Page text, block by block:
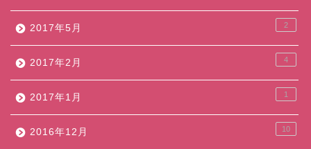
2017年5月 2
2017年2月 4
2017年1月 1
2016年12月 10